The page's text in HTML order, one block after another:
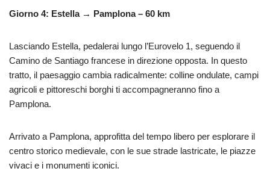
Giorno 4: Estella → Pamplona – 60 km
Lasciando Estella, pedalerai lungo l’Eurovelo 1, seguendo il
Camino de Santiago francese in direzione opposta. In questo
tratto, il paesaggio cambia radicalmente: colline ondulate, campi
agricoli e pittoreschi borghi ti accompagneranno fino a
Pamplona.
Arrivato a Pamplona, approfitta del tempo libero per esplorare il
centro storico medievale, con le sue strade lastricate, le piazze
vivaci e i monumenti iconici.